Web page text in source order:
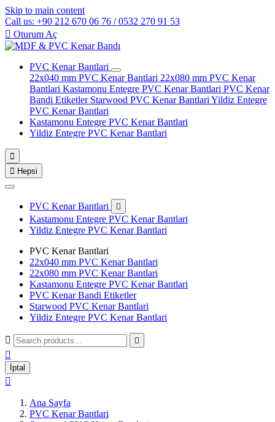
Skip to main content
Call us: +90 212 670 06 76 / 0532 270 91 53
 Oturum Aç
PVC Kenar Bantlari
22x040 mm PVC Kenar Bantlari 22x080 mm PVC Kenar
Bantlari Kastamonu Entegre PVC Kenar Bantlari PVC Kenar
Bandi Etiketler Starwood PVC Kenar Bantlari Yildiz Entegre
PVC Kenar Bantlari
Kastamonu Entegre PVC Kenar Bantlari
Yildiz Entegre PVC Kenar Bantlari

 Hepsi
PVC Kenar Bantlari 
Kastamonu Entegre PVC Kenar Bantlari
Yildiz Entegre PVC Kenar Bantlari
PVC Kenar Bantlari
22x040 mm PVC Kenar Bantlari
22x080 mm PVC Kenar Bantlari
Kastamonu Entegre PVC Kenar Bantlari
PVC Kenar Bandi Etiketler
Starwood PVC Kenar Bantlari
Yildiz Entegre PVC Kenar Bantlari
 

İptal

Ana Sayfa
PVC Kenar Bantlari